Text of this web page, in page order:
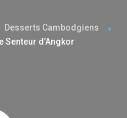
Desserts Cambodgiens
Senteur d’Angkor